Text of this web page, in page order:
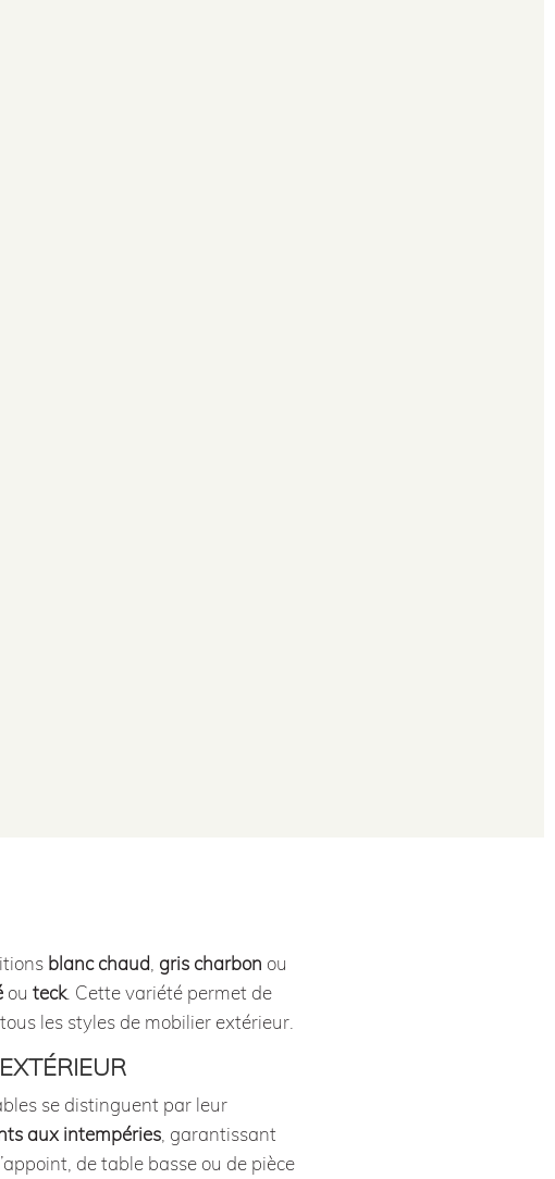
blanc chaud gris charbon ou
ou teck. Cette variété permet de
les styles de mobilier extérieur.
se distinguent par leur
aux intempéries, garantissant
de table basse ou de pièce